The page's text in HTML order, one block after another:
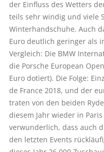
der Einfluss des Wetters
teils sehr windig und viele
Winterhandschuhe. Auch
Euro deutlich geringer als
Vergleich: Die BMW
die Porsche European
Euro dotiert). Die Folge:
de France 2018, und der
traten von den beiden
diesem Jahr wieder in
verwunderlich, dass auch
den letzten Events